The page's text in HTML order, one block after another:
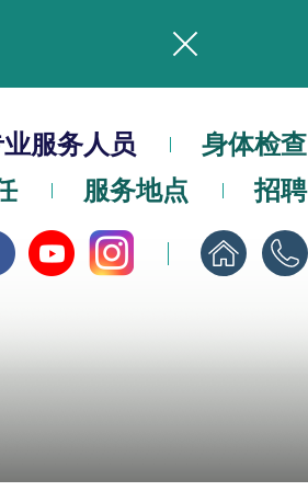
本院在暴雨或台风警告信号 (包括黑色暴雨及8号或以上热带气旋警告信号) 下，仍会维持有限度服务。如有查询，可致电2711 5222。
服务人员
身体检查
服务地点 招聘